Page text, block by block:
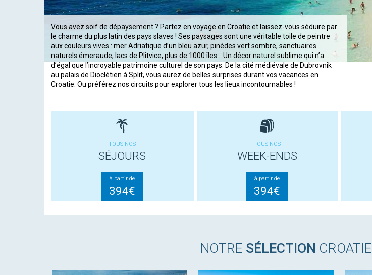
Vous avez soif de dépaysement ? Partez en voyage en Croatie et laissez-vous séduire par
le charme du plus latin des pays slaves ! Ses paysages sont une véritable toile de peintre
aux couleurs vives : mer Adriatique d’un bleu azur, pinèdes vert sombre, sanctuaires
naturels émeraude, lacs de Plitvice, plus de 1000 îles… Un décor naturel sublime qui n’a
d’égal que l’incroyable patrimoine culturel de son pays. De la cité médiévale de Dubrovnik
au palais de Dioclétien à Split, vous aurez de belles surprises durant vos vacances en
Croatie. Ou préférez nos circuits pour explorer tous les lieux incontournables !
TOUS NOS
SÉJOURS
à partir de
394€
TOUS NOS
WEEK-ENDS
à partir de
394€
NOTRE SÉLECTION CROATIE